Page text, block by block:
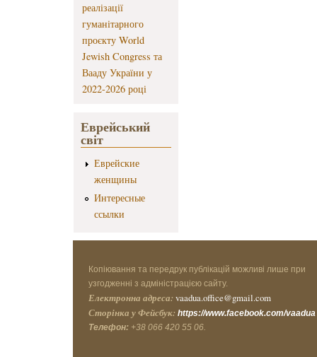
реалізації
гуманітарного
проєкту World
Jewish Congress та
Вааду України у
2022-2026 році
Еврейський
світ
Еврейские
женщины
Интересные
ссылки
Копіювання та передрук публікацій можливі лише при
узгодженні з адміністрацією сайту.
Електронна адреса: vaadua.office@gmail.com
Сторінка у Фейсбук: https://www.facebook.com/vaadua
Телефон: +38 066 420 55 06.